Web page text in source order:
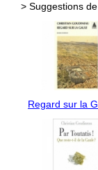
> Suggestions
Regard sur la